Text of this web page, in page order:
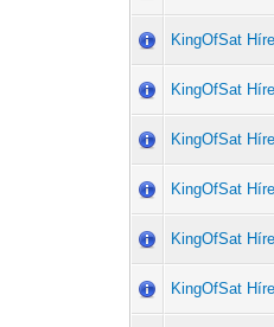
KingOfSat
KingOfSat
KingOfSat
KingOfSat
KingOfSat
KingOfSat